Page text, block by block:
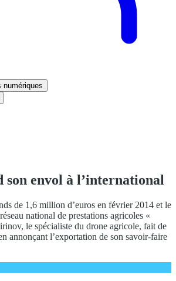
numériques
envol à l’international
de 1,6 million d’euros en février 2014 et le
national de prestations agricoles «
le spécialiste du drone agricole, fait de
annonçant l’exportation de son savoir-faire